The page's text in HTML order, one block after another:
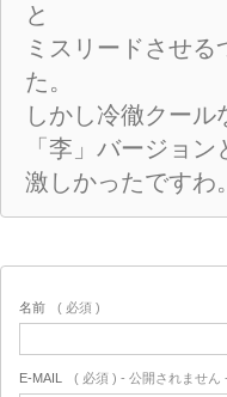
と
ミスリードさせ
た。
しかし冷徹クー
「李」バージョ
激しかったですわ
名前 ( 必須 )
E-MAIL ( 必須 ) - 公開されません -